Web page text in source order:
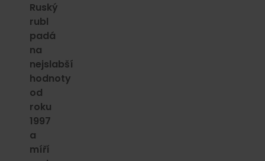
Ruský
rubl
padá
na
nejslabší
hodnoty
od
roku
1997
a
míří